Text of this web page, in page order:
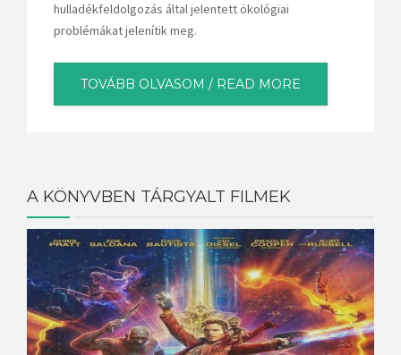
hulladékfeldolgozás által jelentett ökológiai
problémákat jelenítik meg.
TOVÁBB OLVASOM / READ MORE
A KÖNYVBEN TÁRGYALT FILMEK